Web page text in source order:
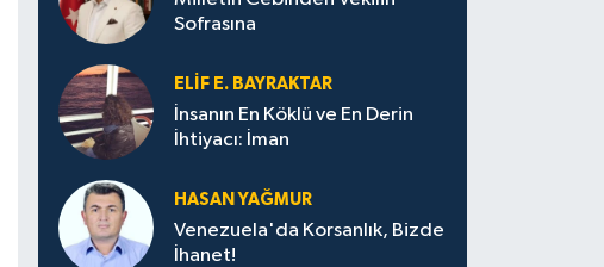
Sofrasına
ELIF E. BAYRAKTAR
İnsanın En Köklü ve En Derin
İhtiyacı: İman
HASAN YAĞMUR
Venezuela'da Korsanlık, Bizde
İhanet!